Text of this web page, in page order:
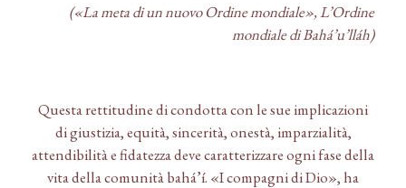
(«La meta di un nuovo Ordine mondiale», L’Ordine
mondiale di Bahá’u’lláh)
Questa rettitudine di condotta con le sue implicazioni
di giustizia, equità, sincerità, onestà, imparzialità,
attendibilità e fidatezza deve caratterizzare ogni fase della
vita della comunità bahá’í. «I compagni di Dio», ha